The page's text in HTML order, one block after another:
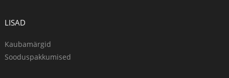
LISAD
Kaubamärgid
Sooduspakkumised